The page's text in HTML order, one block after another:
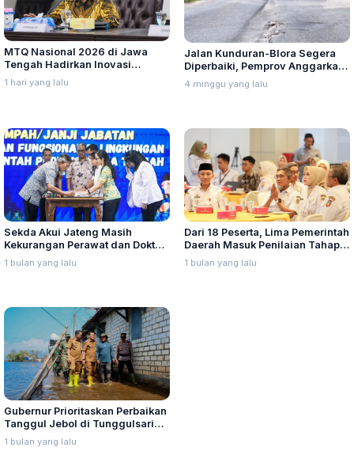
MTQ Nasional 2026 di Jawa
Tengah Hadirkan Inovasi
Perdana untuk Disabilitas dan
Dewan Hakim
1 hari yang lalu
Jalan Kunduran-Blora Segera
Diperbaiki, Pemprov Anggarkan
Rp14,7 Miliar
4 minggu yang lalu
Sekda Akui Jateng Masih
Kekurangan Perawat dan Dokter
Spesialis
1 bulan yang lalu
Dari 18 Peserta, Lima Pemerintah
Daerah Masuk Penilaian Tahap II
Penghargaan Industri Hijau
Jawa Tengah 2026
1 bulan yang lalu
Gubernur Prioritaskan Perbaikan
Tanggul Jebol di Tunggulsari
Pati, Siapkan Anggaran Rp400
1 bulan yang lalu